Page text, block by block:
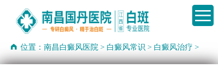
位置：南昌白癜风医院 > 白癜风常识 > 白癜风治疗 >